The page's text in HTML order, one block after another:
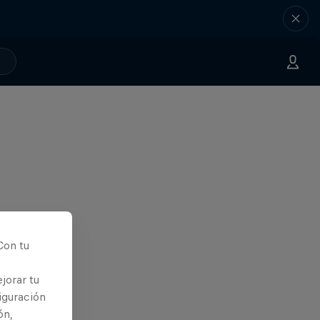
tu
tu